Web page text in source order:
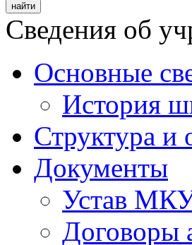
Сведения об
Основные
История
Структура и
Документы
Устав
Договоры